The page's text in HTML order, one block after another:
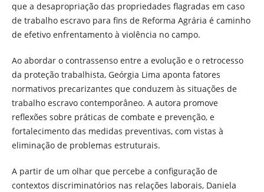
que a desapropriação das propriedades flagradas em caso
de trabalho escravo para fins de Reforma Agrária é caminho
de efetivo enfrentamento à violência no campo.
Ao abordar o contrassenso entre a evolução e o retrocesso
da proteção trabalhista, Geórgia Lima aponta fatores
normativos precarizantes que conduzem às situações de
trabalho escravo contemporâneo. A autora promove
reflexões sobre práticas de combate e prevenção, e
fortalecimento das medidas preventivas, com vistas à
eliminação de problemas estruturais.
A partir de um olhar que percebe a configuração de
contextos discriminatórios nas relações laborais, Daniela